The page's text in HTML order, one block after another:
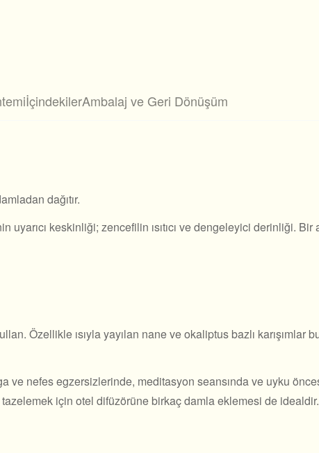
İçindekilerAmbalaj ve Geri Dönüşüm
dağıtır.
keskinliği; zencefilin ısıtıcı ve dengeleyici derinliği. Bir
Özellikle ısıyla yayılan nane ve okaliptus bazlı karışımlar
ve nefes egzersizlerinde, meditasyon seansında ve uyku
için otel difüzörüne birkaç damla eklemesi de